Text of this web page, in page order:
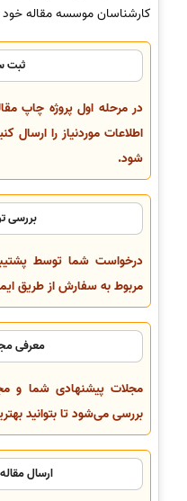
کارشناسان موسسه مقاله خود
ثبت
در مرحله اول پروژه چاپ
اطلاعات موردنیاز را ارسال
شود.
بررسی
درخواست شما توسط
مربوط به سفارش از طریق
معرفی
مجلات پیشنهادی شما و
بررسی می‌شود تا بتوانید
ارسال